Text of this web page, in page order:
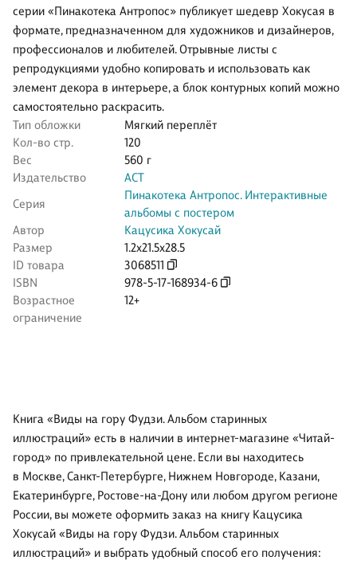
серии «Пинакотека Антропос» публикует шедевр Хокусая в
формате, предназначенном для художников и дизайнеров,
профессионалов и любителей. Отрывные листы с
репродукциями удобно копировать и использовать как
элемент декора в интерьере, а блок контурных копий можно
самостоятельно раскрасить.
Тип обложки
Мягкий переплёт
Кол-во стр.
120
Вес
560 г
Издательство
АСТ
Серия
Пинакотека Антропос. Интерактивные
альбомы с постером
Автор
Кацусика Хокусай
Размер
1.2x21.5x28.5
ID товара
3068511
ISBN
978-5-17-168934-6
Возрастное
ограничение
12+
Книга «Виды на гору Фудзи. Альбом старинных
иллюстраций» есть в наличии в интернет-магазине «Читай-
город» по привлекательной цене. Если вы находитесь
в Москве, Санкт-Петербурге, Нижнем Новгороде, Казани,
Екатеринбурге, Ростове-на-Дону или любом другом регионе
России, вы можете оформить заказ на книгу Кацусика
Хокусай «Виды на гору Фудзи. Альбом старинных
иллюстраций» и выбрать удобный способ его получения: